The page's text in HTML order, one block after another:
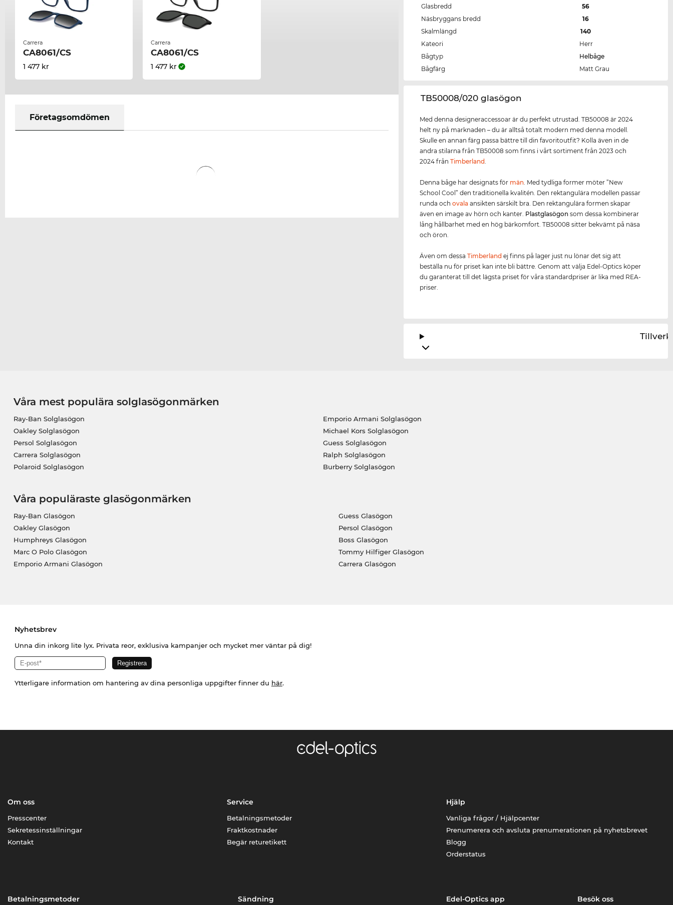
Carrera
CA8061/CS
1 477 kr
Carrera
CA8061/CS
1 477 kr
Företagsomdömen
Glasbredd
56
Näsbryggans bredd
16
Skalmlängd
140
Kateori
Herr
Bågtyp
Helbåge
Bågfärg
Matt Grau
‌TB50008/020 glasögon
Med denna designeraccessoar är du perfekt utrustad. TB50008 är 2024
helt ny på marknaden – du är alltså totalt modern med denna modell.
Skulle en annan färg passa bättre till din favoritoutfit? Kolla även in de
andra stilarna från TB50008 som finns i vårt sortiment från 2023 och
2024 frånTimberland.
Denna båge har designats för män. Med tydliga former möter ”New
School Cool” den traditionella kvalitén. Den rektangulära modellen passar
runda ochovala ansikten särskilt bra. Den rektangulära formen skapar
även en image av hörn och kanter. Plastglasögon som dessa kombinerar
lång hållbarhet med en hög bärkomfort. TB50008 sitter bekvämt på näsa
och öron.
Även om dessaTimberland ej finns på lager just nu lönar det sig att
beställa nu för priset kan inte bli bättre. Genom att välja Edel-Optics köper
du garanterat till det lägsta priset för våra standardpriser är lika med REA-
priser.
Våra mest populära solglasögonmärken
Ray-Ban Solglasögon
Oakley Solglasögon
Persol Solglasögon
Carrera Solglasögon
Polaroid Solglasögon
Emporio Armani Solglasögon
Michael Kors Solglasögon
Guess Solglasögon
Ralph Solglasögon
Burberry Solglasögon
Våra populäraste glasögonmärken
Ray-Ban Glasögon
Oakley Glasögon
Humphreys Glasögon
Marc O Polo Glasögon
Emporio Armani Glasögon
Guess Glasögon
Persol Glasögon
Boss Glasögon
Tommy Hilfiger Glasögon
Carrera Glasögon
Nyhetsbrev
Unna din inkorg lite lyx. Privata reor, exklusiva kampanjer och mycket mer väntar på dig!
Ytterligare information om hantering av dina personliga uppgifter finner du här.
Om oss
Presscenter
Sekretessinställningar
Kontakt
Service
Betalningsmetoder
Fraktkostnader
Begär returetikett
Hjälp
Vanliga frågor / Hjälpcenter
Prenumerera och avsluta prenumerationen på nyhetsbrevet
Blogg
Orderstatus
Betalningsmetoder Sändning Edel-Optics app Besök oss